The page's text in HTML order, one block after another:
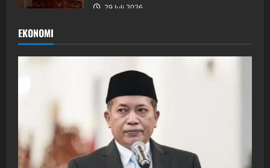
29 Juli 2026
EKONOMI